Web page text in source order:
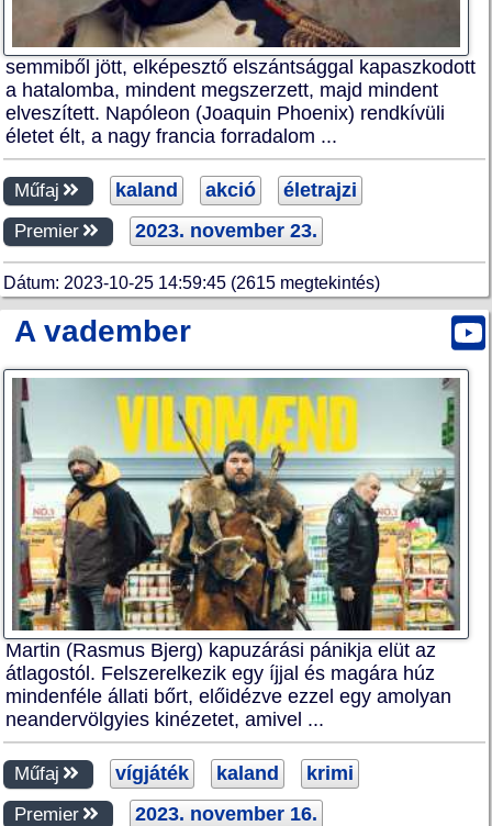
semmiből jött, elképesztő elszántsággal kapaszkodott
a hatalomba, mindent megszerzett, majd mindent
elveszített. Napóleon (Joaquin Phoenix) rendkívüli
életet élt, a nagy francia forradalom ...
Műfaj kaland akció életrajzi
Premier 2023. november 23.
Dátum: 2023-10-25 14:59:45 (2615 megtekintés)
A vadember
Martin (Rasmus Bjerg) kapuzárási pánikja elüt az
átlagostól. Felszerelkezik egy íjjal és magára húz
mindenféle állati bőrt, előidézve ezzel egy amolyan
neandervölgyies kinézetet, amivel ...
Műfaj vígjáték kaland krimi
Premier 2023. november 16.